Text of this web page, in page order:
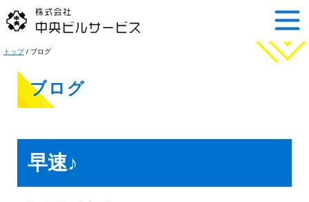
このページの本文へ
トップ/ ブログ
ブログ
早速♪